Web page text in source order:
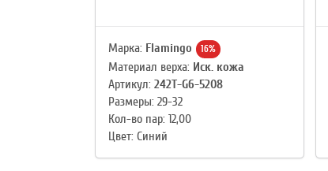
Марка: Flamingo 16%
Материал верха: Иск. кожа
Артикул: 242T-G6-5208
Размеры: 29-32
Кол-во пар: 12,00
Цвет: Синий